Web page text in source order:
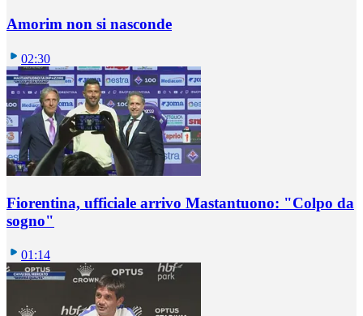
Amorim non si nasconde
02:30
Fiorentina, ufficiale arrivo Mastantuono: "Colpo da
sogno"
01:14